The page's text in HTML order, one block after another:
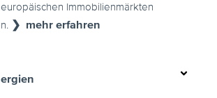
Immobilienmärkten
❯ mehr erfahren